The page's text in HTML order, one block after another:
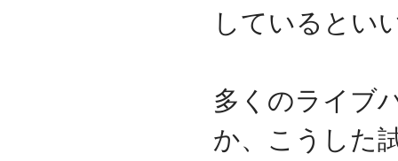
しているとい
多くのライブ
か、こうした